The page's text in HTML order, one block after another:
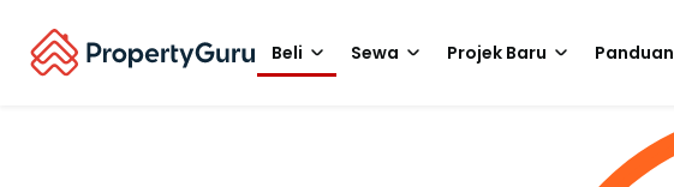
Beli Sewa Projek Baru Panduan